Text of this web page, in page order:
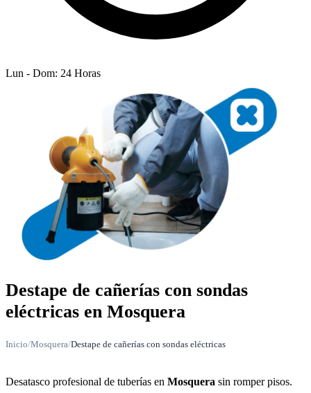
Lun - Dom: 24 Horas
Destape de cañerías con sondas
eléctricas en Mosquera
Inicio/Mosquera/Destape de cañerías con sondas eléctricas
Desatasco profesional de tuberías en Mosquera sin romper pisos.